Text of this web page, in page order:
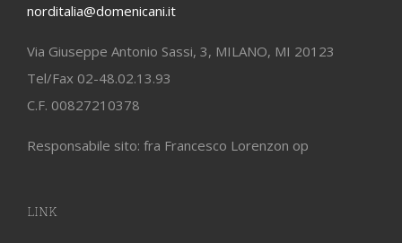
norditalia@domenicani.it
Via Giuseppe Antonio Sassi, 3, MILANO, MI 20123
Tel/Fax 02-48.02.13.93
C.F. 00827210378
Responsabile sito: fra Francesco Lorenzon op
LINK